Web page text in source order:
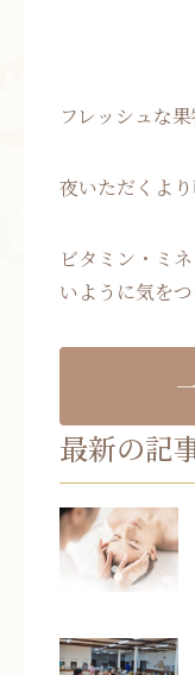
フレッシュな
夜いただくよ
ビタミン・ミ
いように気を
最新の記